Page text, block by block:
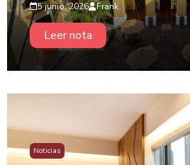
5 junio, 2026 Frank
Leer nota
Noticias